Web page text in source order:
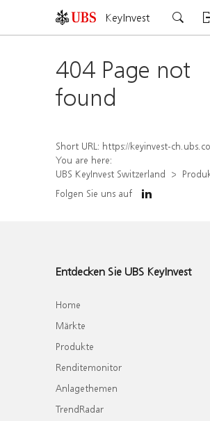
KeyInvest
404 Page not
found
Short URL: https://keyinvest-ch.ubs.com/produkt/detail/index/
You are here:
UBS KeyInvest Switzerland
Folgen Sie uns auf
Entdecken Sie UBS KeyInvest
Home
Märkte
Produkte
Renditemonitor
Anlagethemen
TrendRadar